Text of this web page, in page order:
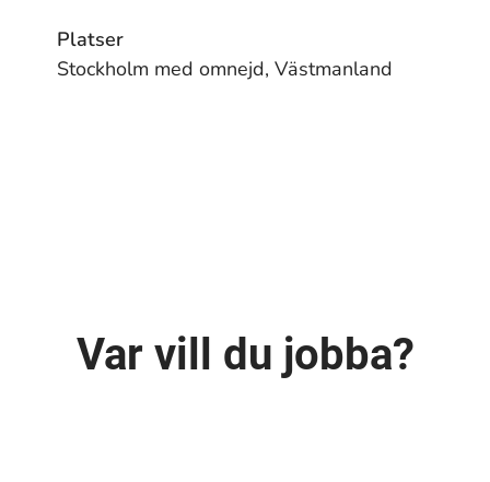
Platser
Stockholm med omnejd, Västmanland
Var vill du jobba?